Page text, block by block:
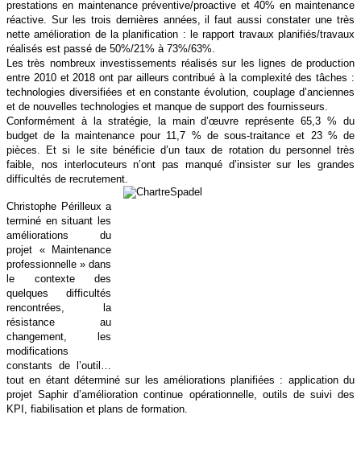
prestations en maintenance préventive/proactive et 40% en maintenance
réactive. Sur les trois dernières années, il faut aussi constater une très
nette amélioration de la planification : le rapport travaux planifiés/travaux
réalisés est passé de 50%/21% à 73%/63%.
Les très nombreux investissements réalisés sur les lignes de production
entre 2010 et 2018 ont par ailleurs contribué à la complexité des tâches :
technologies diversifiées et en constante évolution, couplage d’anciennes
et de nouvelles technologies et manque de support des fournisseurs.
Conformément à la stratégie, la main d’œuvre représente 65,3 % du
budget de la maintenance pour 11,7 % de sous-traitance et 23 % de
pièces. Et si le site bénéficie d’un taux de rotation du personnel très
faible, nos interlocuteurs n’ont pas manqué d’insister sur les grandes
difficultés de recrutement.
Christophe Périlleux a
terminé en situant les
améliorations du
projet « Maintenance
professionnelle » dans
le contexte des
quelques difficultés
rencontrées, la
résistance au
changement, les
modifications
constants de l’outil…
tout en étant déterminé sur les améliorations planifiées : application du
projet Saphir d’amélioration continue opérationnelle, outils de suivi des
KPI, fiabilisation et plans de formation.